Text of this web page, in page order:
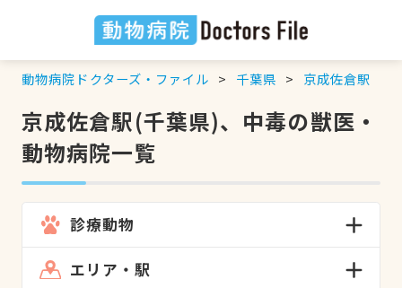
動物病院ドクターズ・ファイル 千葉県 京成佐倉駅
京成佐倉駅(千葉県)、中毒の獣医・
動物病院一覧
診療動物
エリア・駅